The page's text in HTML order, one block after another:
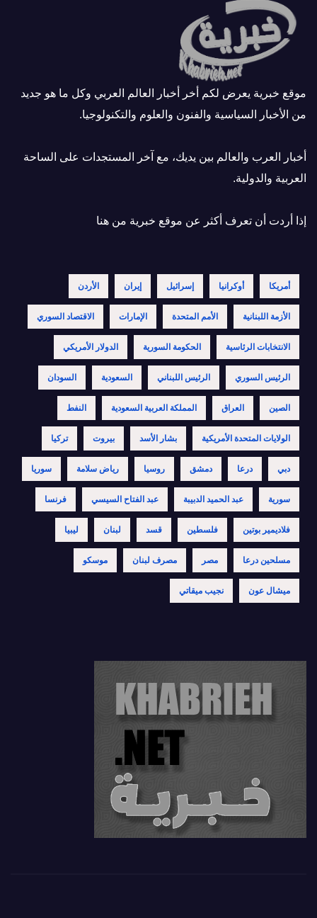
موقع خبرية يعرض لكم أخر أخبار العالم العربي وكل ما هو جديد
من الأخبار السياسية والفنون والعلوم والتكنولوجيا.
أخبار العرب والعالم بين يديك، مع آخر المستجدات على الساحة
العربية والدولية.
إذا أردت أن تعرف أكثر عن موقع خبرية من هنا
أمريكا أوكرانيا إسرائيل إيران الأردن
الأزمة اللبنانية الأمم المتحدة الإمارات الاقتصاد السوري
الانتخابات الرئاسية الحكومة السورية الدولار الأمريكي
الرئيس السوري الرئيس اللبناني السعودية السودان
الصين العراق المملكة العربية السعودية النفط
الولايات المتحدة الأمريكية بشار الأسد بيروت تركيا
دبي درعا دمشق روسيا رياض سلامة سوريا
سورية عبد الحميد الدبيبة عبد الفتاح السيسي فرنسا
فلاديمير بوتين فلسطين قسد لبنان ليبيا
مسلحين درعا مصر مصرف لبنان موسكو
ميشال عون نجيب ميقاتي